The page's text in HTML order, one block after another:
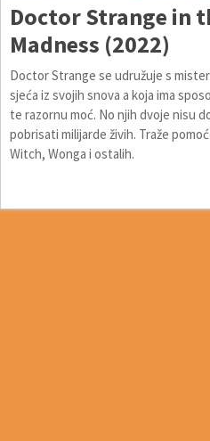
Doctor Strange in
Madness (2022)
Doctor Strange se udružuje s
sjeća iz svojih snova a koja ima
te razornu moć. No njih dvoje nisu
pobrisati milijarde živih. Traže
Witch, Wonga i ostalih.